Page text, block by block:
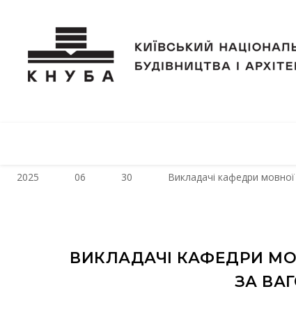
2025 06 30 Викладачі кафедри
ВИКЛАДАЧІ КАФЕДРИ
ЗА